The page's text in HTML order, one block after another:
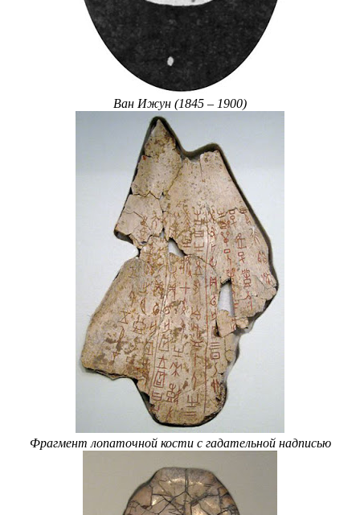
Ван Ижун (1845 – 1900)
Фрагмент лопаточной кости с гадательной надписью